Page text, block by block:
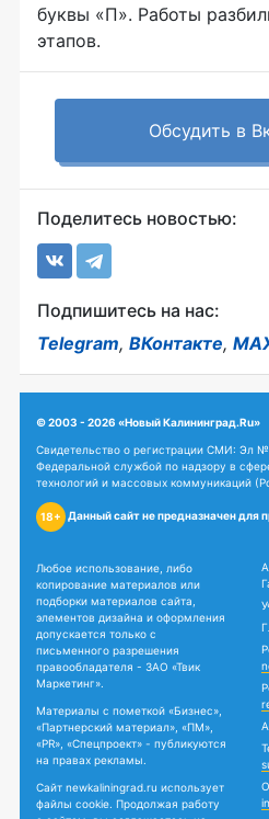
буквы «П». Работы
этапов.
Обсудить в
Поделитесь новостью:
Подпишитесь на нас:
Telegram, ВКонтакте,
© 2003 - 2026 «Новый Калининград.Ru»
Свидетельство о регистрации СМИ: Эл
Федеральной службой по надзору в
технологий и массовых коммуникаций
18+ Данный сайт не предназначен для
Любое использование, либо
копирование материалов или
подборки материалов сайта,
элементов дизайна и оформления
допускается только с
письменного разрешения
правообладателя - ЗАО «Твик
Маркетинг».
Материалы с пометкой «Бизнес»,
«Партнерский материал», «ПМ»,
«PR», «Спецпроект» - публикуются
на правах рекламы.
Сайт newkaliningrad.ru использует
файлы cookie. Продолжая работу